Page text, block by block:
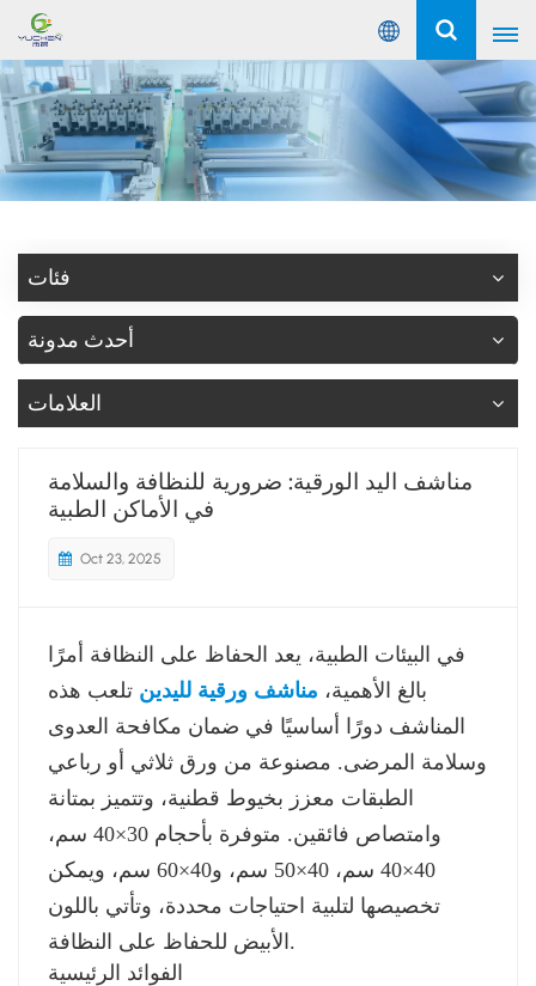
عربي
English
Русский
Español
Português
عربي
فئات
أحدث مدونة
العلامات
مناشف اليد الورقية: ضرورية للنظافة والسلامة
في الأماكن الطبية
Oct 23, 2025
في البيئات الطبية، يعد الحفاظ على النظافة أمرًا
بالغ الأهمية، مناشف ورقية لليدين تلعب هذه
المناشف دورًا أساسيًا في ضمان مكافحة العدوى
وسلامة المرضى. مصنوعة من ورق ثلاثي أو رباعي
الطبقات معزز بخيوط قطنية، وتتميز بمتانة
وامتصاص فائقين. متوفرة بأحجام 30×40 سم،
40×40 سم، 40×50 سم، و40×60 سم، ويمكن
تخصيصها لتلبية احتياجات محددة، وتأتي باللون
الأبيض للحفاظ على النظافة.
الفوائد الرئيسية